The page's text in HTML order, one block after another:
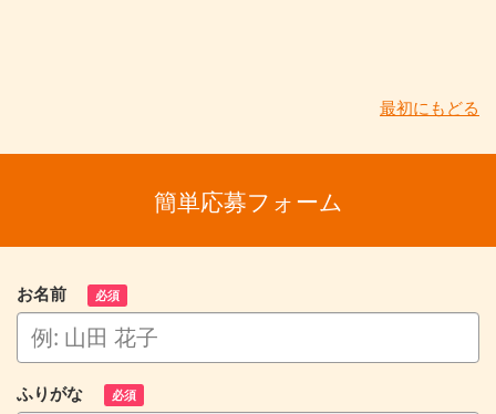
最初にもどる
簡単応募フォーム
お名前 必須
ふりがな 必須